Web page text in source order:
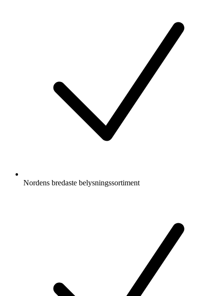
Nordens bredaste belysningssortiment